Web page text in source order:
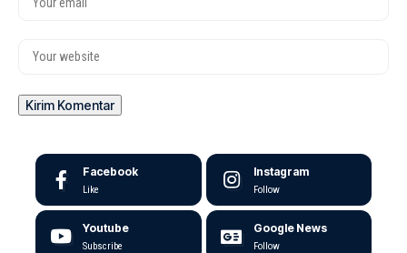
Facebook
Like
Instagram
Follow
Youtube
Subscribe
Google News
Follow